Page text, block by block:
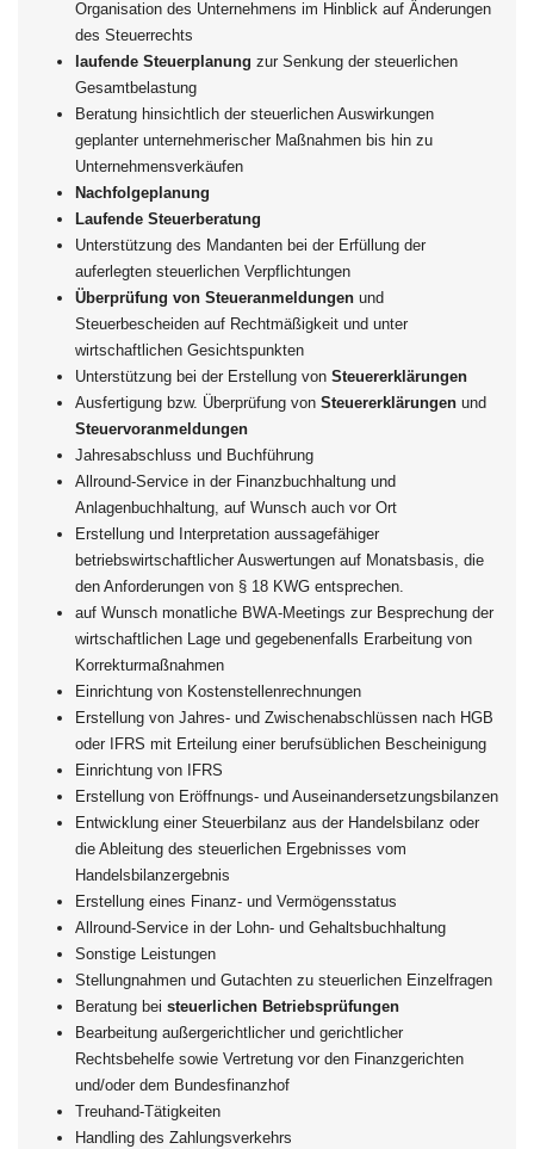
Organisation des Unternehmens im Hinblick auf Änderungen
des Steuerrechts
laufende Steuerplanung zur Senkung der steuerlichen
Gesamtbelastung
Beratung hinsichtlich der steuerlichen Auswirkungen
geplanter unternehmerischer Maßnahmen bis hin zu
Unternehmensverkäufen
Nachfolgeplanung
Laufende Steuerberatung
Unterstützung des Mandanten bei der Erfüllung der
auferlegten steuerlichen Verpflichtungen
Überprüfung von Steueranmeldungenund
Steuerbescheiden auf Rechtmäßigkeit und unter
wirtschaftlichen Gesichtspunkten
Unterstützung bei der Erstellung von Steuererklärungen
Ausfertigung bzw. Überprüfung von Steuererklärungenund
Steuervoranmeldungen
Jahresabschluss und Buchführung
Allround-Service in der Finanzbuchhaltung und
Anlagenbuchhaltung, auf Wunsch auch vor Ort
Erstellung und Interpretation aussagefähiger
betriebswirtschaftlicher Auswertungen auf Monatsbasis, die
den Anforderungen von § 18 KWG entsprechen.
auf Wunsch monatliche BWA-Meetings zur Besprechung der
wirtschaftlichen Lage und gegebenenfalls Erarbeitung von
Korrekturmaßnahmen
Einrichtung von Kostenstellenrechnungen
Erstellung von Jahres- und Zwischenabschlüssen nach HGB
oder IFRS mit Erteilung einer berufsüblichen Bescheinigung
Einrichtung von IFRS
Erstellung von Eröffnungs- und Auseinandersetzungsbilanzen
Entwicklung einer Steuerbilanz aus der Handelsbilanz oder
die Ableitung des steuerlichen Ergebnisses vom
Handelsbilanzergebnis
Erstellung eines Finanz- und Vermögensstatus
Allround-Service in der Lohn- und Gehaltsbuchhaltung
Sonstige Leistungen
Stellungnahmen und Gutachten zu steuerlichen Einzelfragen
Beratung bei steuerlichen Betriebsprüfungen
Bearbeitung außergerichtlicher und gerichtlicher
Rechtsbehelfe sowie Vertretung vor den Finanzgerichten
und/oder dem Bundesfinanzhof
Treuhand-Tätigkeiten
Handling des Zahlungsverkehrs